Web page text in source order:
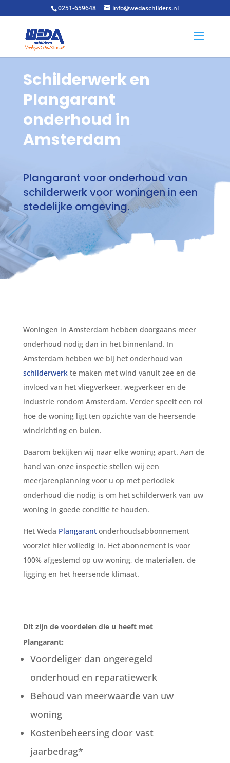
0251-659648 info@wedaschilders.nl
Schilderwerk en
Plangarant
onderhoud in
Amsterdam
Plangarant voor onderhoud van
schilderwerk voor woningen in een
stedelijke omgeving.
Woningen in Amsterdam hebben doorgaans meer
onderhoud nodig dan in het binnenland. In
Amsterdam hebben we bij het onderhoud van
schilderwerkte maken met wind vanuit zee en de
invloed van het vliegverkeer, wegverkeer en de
industrie rondom Amsterdam. Verder speelt een rol
hoe de woning ligt ten opzichte van de heersende
windrichting en buien.
Daarom bekijken wij naar elke woning apart. Aan de
hand van onze inspectie stellen wij een
meerjarenplanning voor u op met periodiek
onderhoud die nodig is om het schilderwerk van uw
woning in goede conditie te houden.
Het Weda Plangarantonderhoudsabbonnement
voorziet hier volledig in. Het abonnement is voor
100% afgestemd op uw woning, de materialen, de
ligging en het heersende klimaat.
Dit zijn de voordelen die u heeft met
Plangarant:
Voordeliger dan ongeregeld
onderhoud en reparatiewerk
Behoud van meerwaarde van uw
woning
Kostenbeheersing door vast
jaarbedrag*